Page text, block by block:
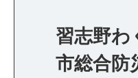
習志野わ
市総合防